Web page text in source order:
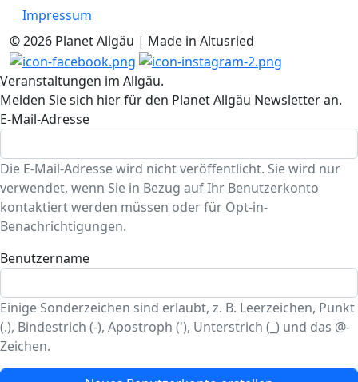
Impressum
© 2026 Planet Allgäu | Made in Altusried
Veranstaltungen im Allgäu.
Melden Sie sich hier für den Planet Allgäu Newsletter an.
E-Mail-Adresse
Die E-Mail-Adresse wird nicht veröffentlicht. Sie wird nur
verwendet, wenn Sie in Bezug auf Ihr Benutzerkonto
kontaktiert werden müssen oder für Opt-in-
Benachrichtigungen.
Benutzername
Einige Sonderzeichen sind erlaubt, z. B. Leerzeichen, Punkt
(.), Bindestrich (-), Apostroph ('), Unterstrich (_) und das @-
Zeichen.